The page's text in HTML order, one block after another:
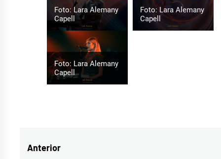
Foto: Lara Alemany
Capell
Foto: Lara Alemany
Capell
Foto: Lara Alemany
Capell
Navegación
Anterior